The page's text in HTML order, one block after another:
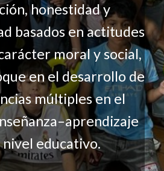
honestidad y
basados en actitudes
moral y social,
en el desarrollo de
múltiples en el
educativo.